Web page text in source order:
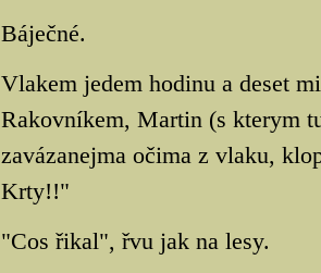
Báječné.
Vlakem jedem hodinu a deset
Rakovníkem, Martin (s kterym
zavázanejma očima z vlaku,
Krty!!"
"Cos řikal", řvu jak na lesy.